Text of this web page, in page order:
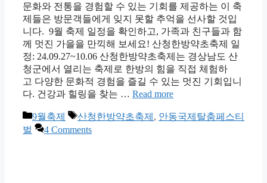
문화와 전통을 경험할 수 있는 기회를 제공하는 이 축
제들은 방문객들에게 잊지 못할 추억을 선사할 것입
니다. 9월 축제 일정을 확인하고, 가족과 친구들과 함
께 멋진 가을을 만끽해 보세요! 산청한방약초축제 일
정: 24.09.27~10.06 산청한방약초축제는 경상남도 산
청군에서 열리는 축제로 한방의 힘을 직접 체험하
고 다양한 문화적 경험을 즐길 수 있는 멋진 기회입니
다. 건강과 힐링을 찾는 … Read more
Categories
9월축제 Tags
산청한방약초축제 , 안동국제탈춤페스티
벌
4 Comments